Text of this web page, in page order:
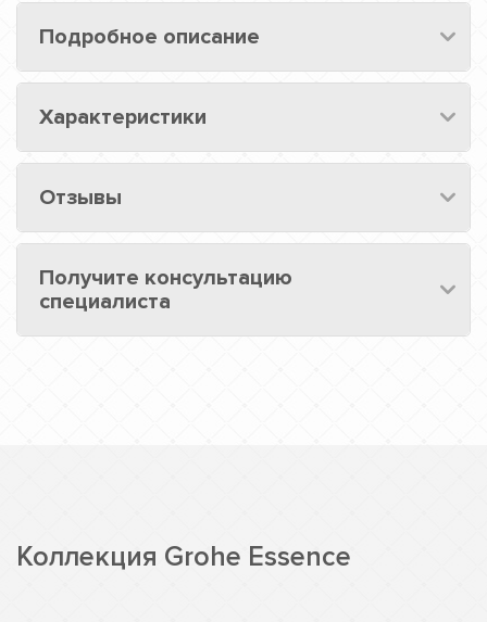
Подробное описание
Характеристики
Отзывы
Получите консультацию
специалиста
Коллекция Grohe Essence